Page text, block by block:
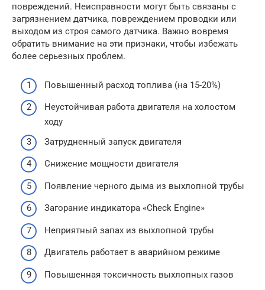
повреждений. Неисправности могут быть связаны с
загрязнением датчика, повреждением проводки или
выходом из строя самого датчика. Важно вовремя
обратить внимание на эти признаки, чтобы избежать
более серьезных проблем.
Повышенный расход топлива (на 15-20%)
Неустойчивая работа двигателя на холостом
ходу
Затрудненный запуск двигателя
Снижение мощности двигателя
Появление черного дыма из выхлопной трубы
Загорание индикатора «Check Engine»
Неприятный запах из выхлопной трубы
Двигатель работает в аварийном режиме
Повышенная токсичность выхлопных газов